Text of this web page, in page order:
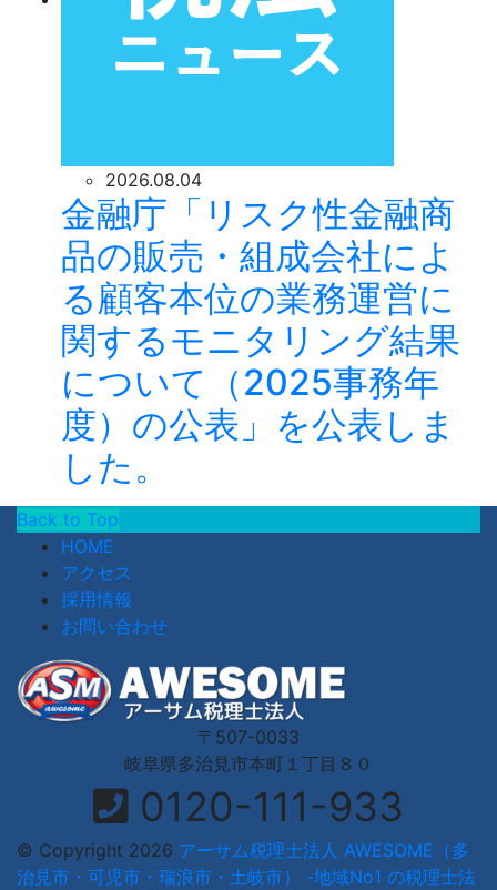
2026.08.04
金融庁「リスク性金融商
品の販売・組成会社によ
る顧客本位の業務運営に
関するモニタリング結果
について（2025事務年
度）の公表」を公表しま
した。
Back to Top
HOME
アクセス
採用情報
お問い合わせ
〒507-0033
岐阜県多治見市本町１丁目８０
0120-111-933
© Copyright 2026 アーサム税理士法人 AWESOME（多
治見市・可児市・瑞浪市・土岐市） -地域No1 の税理士法